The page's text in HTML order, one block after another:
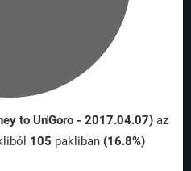
to Un'Goro - 2017.04.07) az
105 pakliban (16.8%)